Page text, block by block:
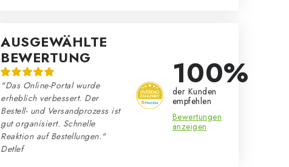
AUSGEWÄHLTE
BEWERTUNG
"Das Online-Portal wurde
erheblich verbessert. Der
Bestell- und Versandprozess ist
gut organisiert. Schnelle
Reaktion auf Bestellungen."
Detlef
100%
der Kunden
empfehlen
Bewertungen
anzeigen